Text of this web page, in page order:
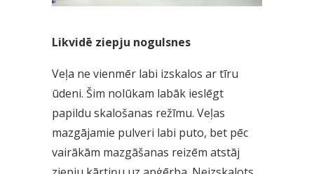
Likvidē ziepju nogulsnes
Veļa ne vienmēr labi izskalos ar tīru
ūdeni. Šim nolūkam labāk ieslēgt
papildu skalošanas režīmu. Veļas
mazgājamie pulveri labi puto, bet pēc
vairākām mazgāšanas reizēm atstāj